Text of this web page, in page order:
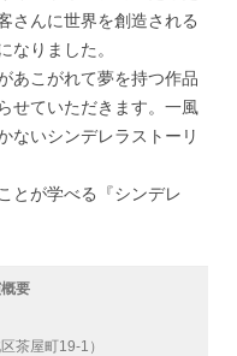
さんに世界を創造される
なりました。
あこがれて夢を持つ作品
せていただきます。一風
ないシンデレラストーリ
とが学べる『シンデレ
要
茶屋町19-1）